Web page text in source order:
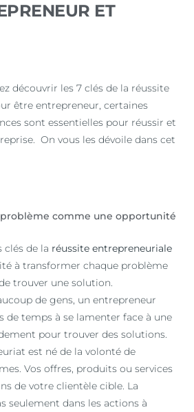
ET
découvrir les 7 clés de la réussite
être entrepreneur, certaines
sont essentielles pour réussir et
On vous les dévoile dans cet
comme une opportunité
clés de la réussite entrepreneuriale
à transformer chaque problème
trouver une solution.
de gens, un entrepreneur
de temps à se lamenter face à une
pour trouver des solutions.
est né de la volonté de
Vos offres, produits ou services
de votre clientèle cible. La
seulement dans les actions à